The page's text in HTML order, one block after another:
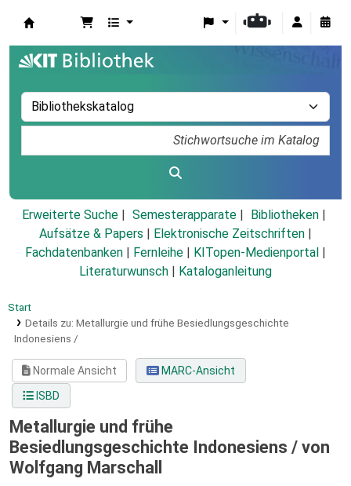
Erweiterte Suche Semesterapparate
Bibliotheken
Aufsätze & Papers
Elektronische Zeitschriften
Fachdatenbanken
Fernleihe KITopen-Medienportal
Literaturwunsch
Kataloganleitung
Start
Details zu: Metallurgie und frühe Besiedlungsgeschichte
Indonesiens /
Normale Ansicht
MARC-Ansicht
ISBD
Metallurgie und frühe
Besiedlungsgeschichte Indonesiens / von
Wolfgang Marschall